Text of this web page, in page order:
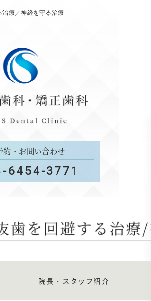
治療／神経を守る治療
約・お問い合わせ
6454-3771
院長・スタッフ紹介